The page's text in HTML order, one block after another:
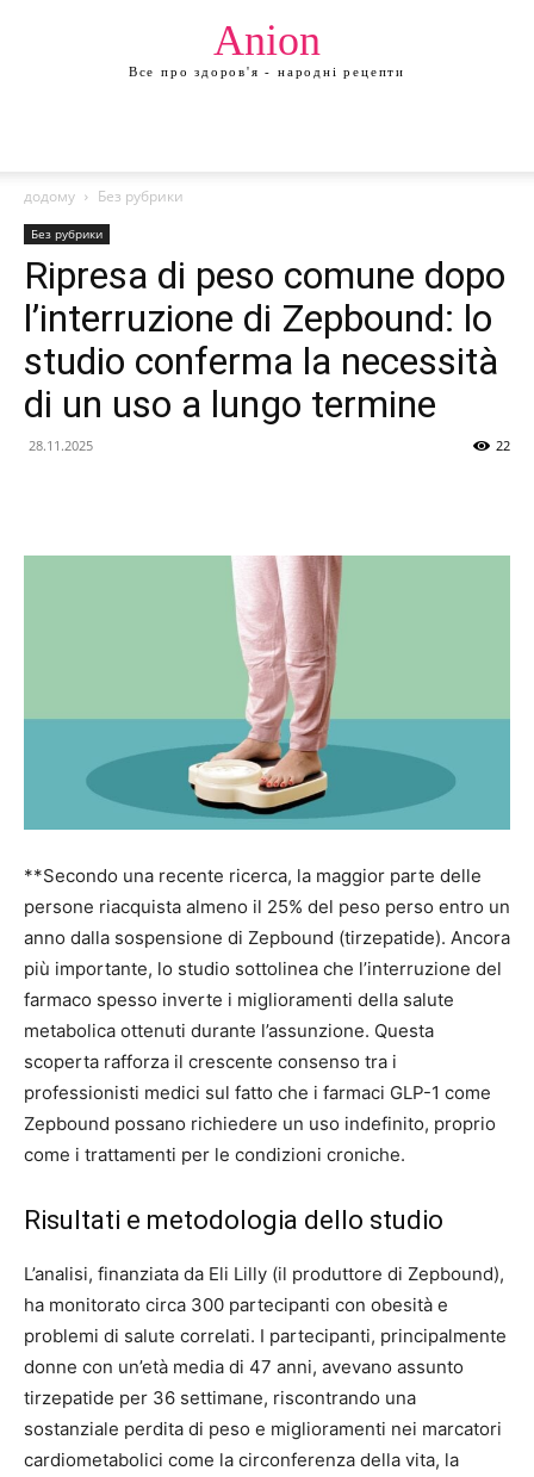
Anion
Все про здоров'я - народні рецепти
додому Без рубрики
Без рубрики
Ripresa di peso comune dopo
l’interruzione di Zepbound: lo
studio conferma la necessità
di un uso a lungo termine
28.11.2025 22
**Secondo una recente ricerca, la maggior parte delle
persone riacquista almeno il 25% del peso perso entro un
anno dalla sospensione di Zepbound (tirzepatide). Ancora
più importante, lo studio sottolinea che l’interruzione del
farmaco spesso inverte i miglioramenti della salute
metabolica ottenuti durante l’assunzione. Questa
scoperta rafforza il crescente consenso tra i
professionisti medici sul fatto che i farmaci GLP-1 come
Zepbound possano richiedere un uso indefinito, proprio
come i trattamenti per le condizioni croniche.
Risultati e metodologia dello studio
L’analisi, finanziata da Eli Lilly (il produttore di Zepbound),
ha monitorato circa 300 partecipanti con obesità e
problemi di salute correlati. I partecipanti, principalmente
donne con un’età media di 47 anni, avevano assunto
tirzepatide per 36 settimane, riscontrando una
sostanziale perdita di peso e miglioramenti nei marcatori
cardiometabolici come la circonferenza della vita, la